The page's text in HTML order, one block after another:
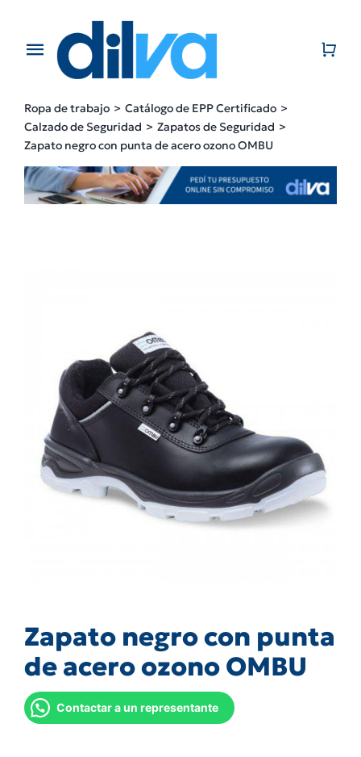
contentToggle
EMPRESA
PRODUCTOS
Ropa de trabajo
Catálogo de EPP Certificado
Calzado de Seguridad
Zapatos de Seguridad
Zapato negro con punta de acero ozono OMBU
Zapato negro con punta
de acero ozono OMBU
Contactar a un representante